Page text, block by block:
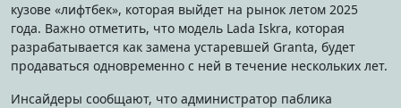
кузове «лифтбек», которая выйдет на рынок летом 2025
года. Важно отметить, что модель Lada Iskra, которая
разрабатывается как замена устаревшей Granta, будет
продаваться одновременно с ней в течение нескольких лет.
Инсайдеры сообщают, что администратор паблика